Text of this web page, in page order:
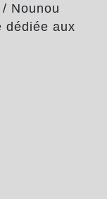
/ Nounou
dédiée aux